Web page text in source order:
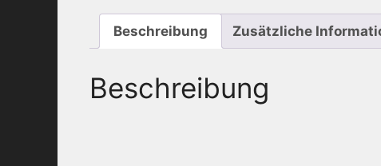
Beschreibung Zusätzliche
Beschreibung